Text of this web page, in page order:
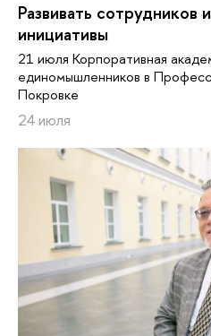
Развивать
инициативы
21 июля Корпоративная
единомышленников в
Покровке
24 июля